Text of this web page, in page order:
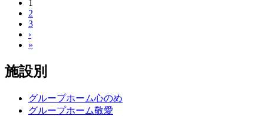
1
2
3
›
»
施設別
グループホーム心のめ
グループホーム敬愛